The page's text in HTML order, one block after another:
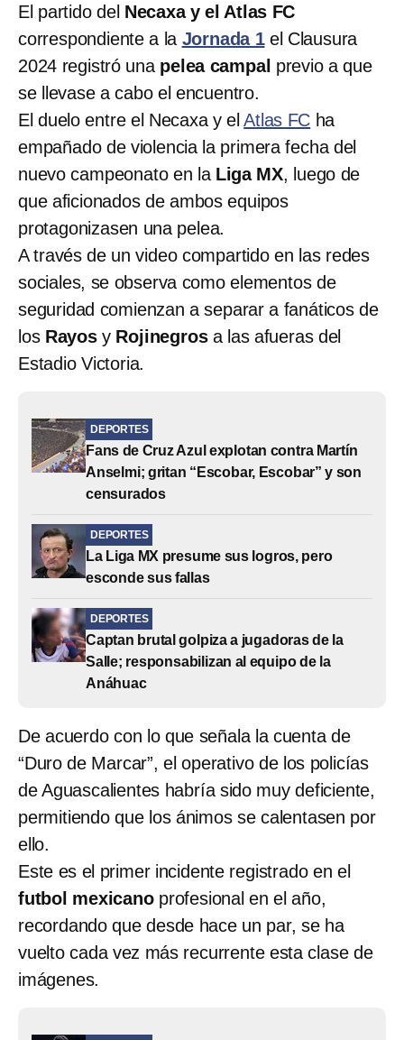
El partido del Necaxa y el Atlas FC
correspondiente a la Jornada 1el Clausura
2024 registró una pelea campal previo a que
se llevase a cabo el encuentro.
El duelo entre el Necaxa y elAtlas FC ha
empañado de violencia la primera fecha del
nuevo campeonato en la Liga MX, luego de
que aficionados de ambos equipos
protagonizasen una pelea.
A través de un video compartido en las redes
sociales, se observa como elementos de
seguridad comienzan a separar a fanáticos de
los Rayosy Rojinegros a las afueras del
Estadio Victoria.
DEPORTES
Fans de Cruz Azul explotan contra Martín
Anselmi; gritan “Escobar, Escobar” y son
censurados
DEPORTES
La Liga MX presume sus logros, pero
esconde sus fallas
DEPORTES
Captan brutal golpiza a jugadoras de la
Salle; responsabilizan al equipo de la
Anáhuac
De acuerdo con lo que señala la cuenta de
“Duro de Marcar”, el operativo de los policías
de Aguascalientes habría sido muy deficiente,
permitiendo que los ánimos se calentasen por
ello.
Este es el primer incidente registrado en el
futbol mexicanoprofesional en el año,
recordando que desde hace un par, se ha
vuelto cada vez más recurrente esta clase de
imágenes.